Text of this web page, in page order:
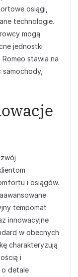
osiągi,
technologie.
mogą
jednostki
stawia na
i osiągów.
tempomat
innowacyjne
w obecnych
charakteryzują
i
o detale